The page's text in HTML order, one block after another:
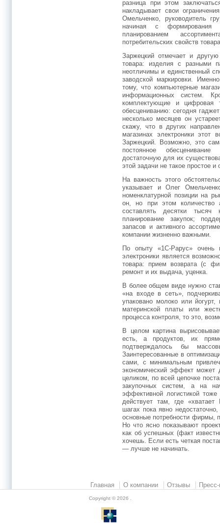
разница при этом
накладывает свои
Омельченко, руководитель
начиная с формирования
планированием
потребительских свойств
Заржецкий отмечает и
товара: изделия с разными
неотличимы и единственный
заводской маркировки.
тому, что компьютерные
информационных систем.
комплектующие и цифровая
обесцениванию: сегодня
несколько месяцев он
скажу, что в других
магазинах электроники этот
Заржецкий. Возможно, это
постоянное
достаточную для их
этой задачи не такое простое
На важность этого
указывает и Олег
номенклатурной позиции на
он, но при этом количество
составлять десятки тысяч
планирование закупок;
запасов и активного
компании жизненно важными.
По опыту «1С-Рарус» очень
электроники является
товара: прием возврата (с
ремонт и их выдача, уценка.
В более общем виде нужно
«на входе в сеть»,
упаковано молоко или
материнской платы или
процесса контроля, то это,
В целом картина
есть, а продуктов, их
подтверждалось бы
Заинтересованные в
сами, с минимальным
экономический эффект
целиком, по всей цепочке
закупочных систем, а на
эффективной логистикой
действует там, где
шагах пока явно
основные потребности фирмы,
Но что ясно показывают
как об успешных (факт
хочешь. Если есть четкая
— лучше не начинать.
Главная О компании Отзывы
Copyright © 2026 .